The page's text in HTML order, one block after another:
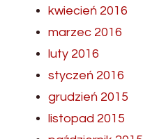
kwiecień 2016
marzec 2016
luty 2016
styczeń 2016
grudzień 2015
listopad 2015